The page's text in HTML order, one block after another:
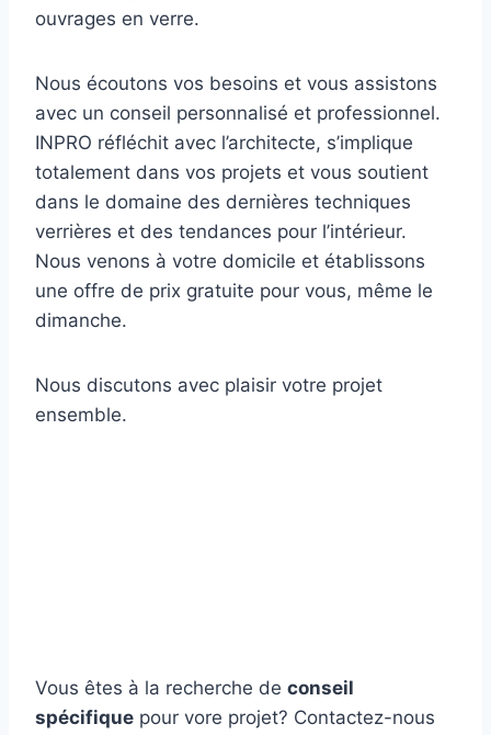
ouvrages en verre.
Nous écoutons vos besoins et vous assistons
avec un conseil personnalisé et professionnel.
INPRO réfléchit avec l’architecte, s’implique
totalement dans vos projets et vous soutient
dans le domaine des dernières techniques
verrières et des tendances pour l’intérieur.
Nous venons à votre domicile et établissons
une offre de prix gratuite pour vous, même le
dimanche.
Nous discutons avec plaisir votre projet
ensemble.
Vous êtes à la recherche de conseil
spécifique pour vore projet? Contactez-nous